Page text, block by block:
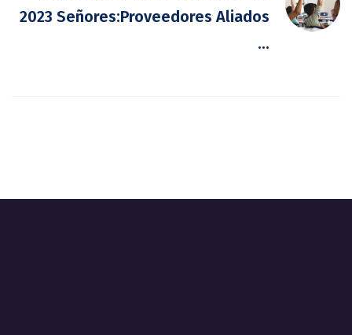
2023 Señores:Proveedores Aliados
...